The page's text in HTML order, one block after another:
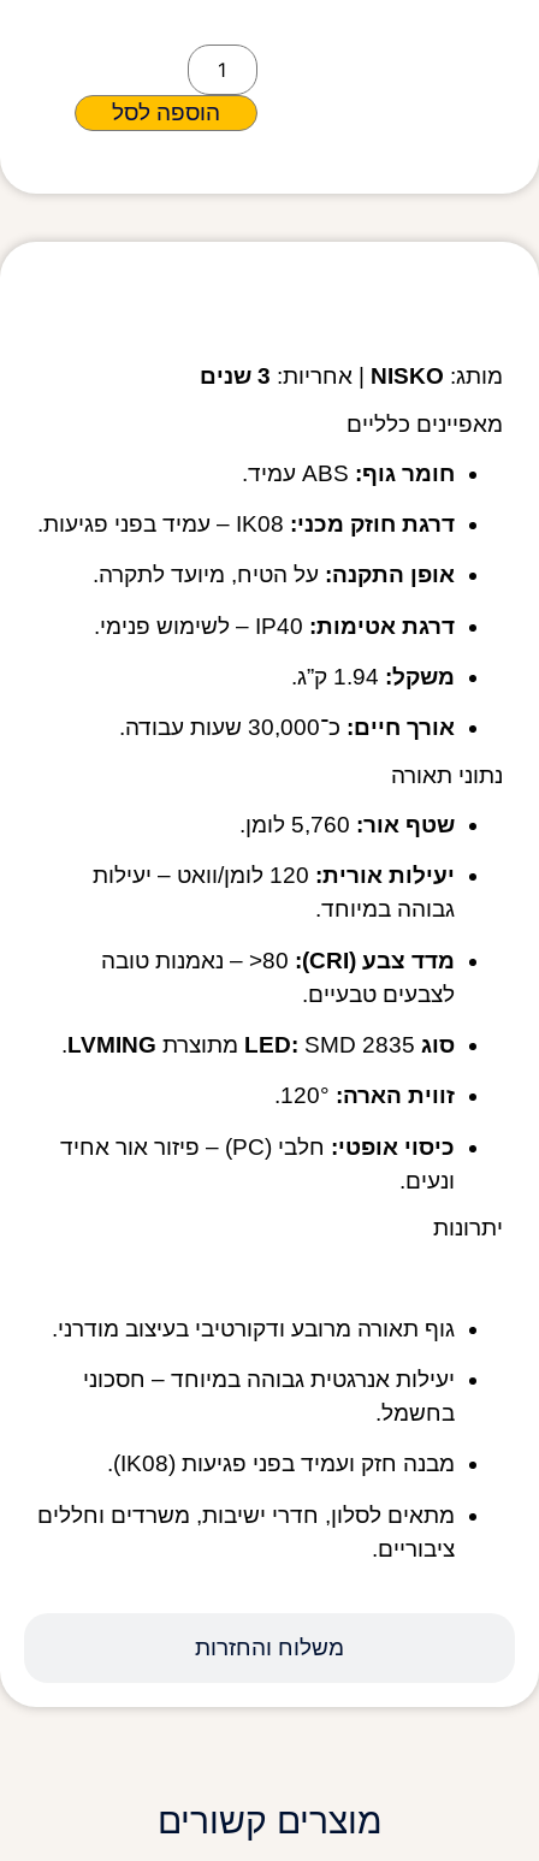
הוספה לסל
משלוח והחזרות
מותג: NISKO | אחריות: 3 שנים
מאפיינים כלליים
חומר גוף:
דרגת חוזק מכני:
אופן התקנה: על הטיח, מיועד לתקרה.
דרגת אטימות:
משקל:
אורך חיים: כ־30,000 שעות עבודה.
נתוני תאורה
שטף אור:
יעילות אורית:
‎120 לומן/וואט – יעילות
גבוהה במיוחד.
מדד צבע (CRI):
‎>80 – נאמנות טובה
לצבעים טבעיים.
סוג LED: SMD 2835 מתוצרת LVMING
.
זווית הארה:
כיסוי אופטי:
חלבי (PC) – פיזור אור אחיד
ונעים.
יתרונות
גוף תאורה מרובע ודקורטיבי בעיצוב מודרני.
יעילות אנרגטית גבוהה במיוחד – חסכוני
בחשמל.
מבנה חזק ועמיד בפני פגיעות (IK08).
מתאים לסלון, חדרי ישיבות, משרדים וחללים
ציבוריים.
מוצרים קשורים